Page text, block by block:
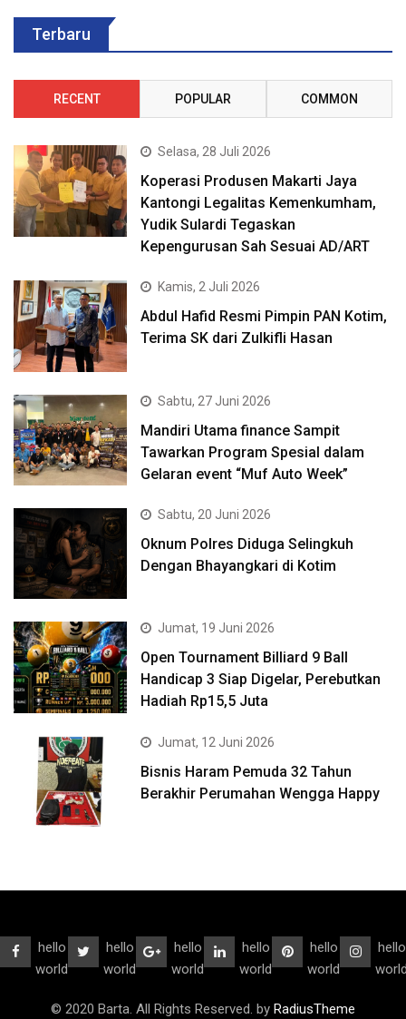
Terbaru
RECENT POPULAR COMMON
Selasa, 28 Juli 2026
Koperasi Produsen Makarti Jaya
Kantongi Legalitas Kemenkumham,
Yudik Sulardi Tegaskan
Kepengurusan Sah Sesuai AD/ART
Kamis, 2 Juli 2026
Abdul Hafid Resmi Pimpin PAN Kotim,
Terima SK dari Zulkifli Hasan
Sabtu, 27 Juni 2026
Mandiri Utama finance Sampit
Tawarkan Program Spesial dalam
Gelaran event “Muf Auto Week”
Sabtu, 20 Juni 2026
Oknum Polres Diduga Selingkuh
Dengan Bhayangkari di Kotim
Jumat, 19 Juni 2026
Open Tournament Billiard 9 Ball
Handicap 3 Siap Digelar, Perebutkan
Hadiah Rp15,5 Juta
Jumat, 12 Juni 2026
Bisnis Haram Pemuda 32 Tahun
Berakhir Perumahan Wengga Happy
hello
world
hello
world
hello
world
hello
world
hello
world
hello
© 2020 Barta. All Rights Reserved. by RadiusTheme